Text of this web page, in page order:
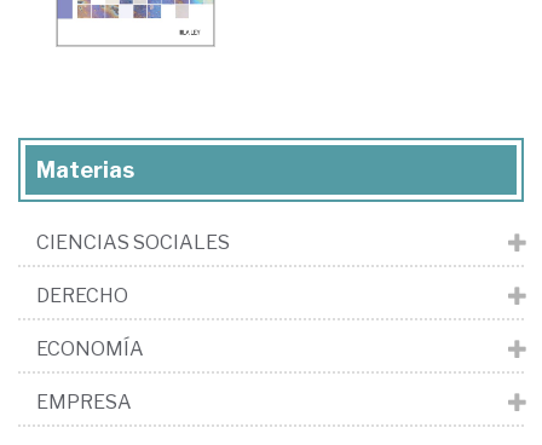
Materias
CIENCIAS SOCIALES
DERECHO
ECONOMÍA
EMPRESA